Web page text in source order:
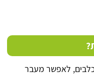
לאפשר מעבר